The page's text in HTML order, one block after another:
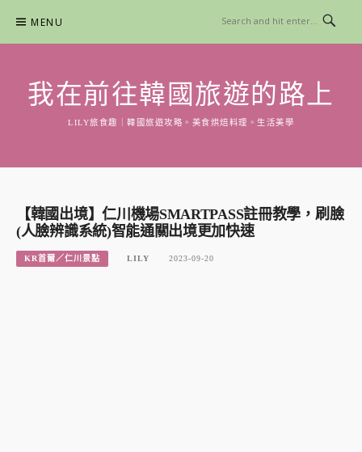
content
MENU
我在前往韓國旅遊的路上
LILY旅食趣｜韓國旅遊攻略。美食烘焙料理。生活美學
【韓國出境】仁川機場SMARTPASS註冊教學，刷臉
(人臉辨識系統)智能通關出境更加快速
KR首爾／仁川景點 LILY 2023-09-20